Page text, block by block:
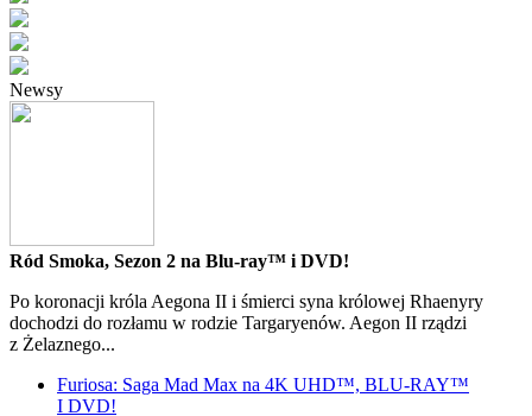
Newsy
Ród Smoka, Sezon 2 na Blu-ray™ i DVD!
Po koronacji króla Aegona II i śmierci syna królowej Rhaenyry
dochodzi do rozłamu w rodzie Targaryenów. Aegon II rządzi
z Żelaznego...
Furiosa: Saga Mad Max na 4K UHD™, BLU-RAY™
I DVD!